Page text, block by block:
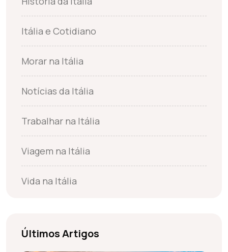
Itália e Cotidiano
Morar na Itália
Notícias da Itália
Trabalhar na Itália
Viagem na Itália
Vida na Itália
Últimos Artigos